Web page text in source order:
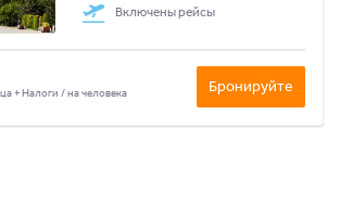
Включены рейсы
+ Налоги / на человека Бронируйте